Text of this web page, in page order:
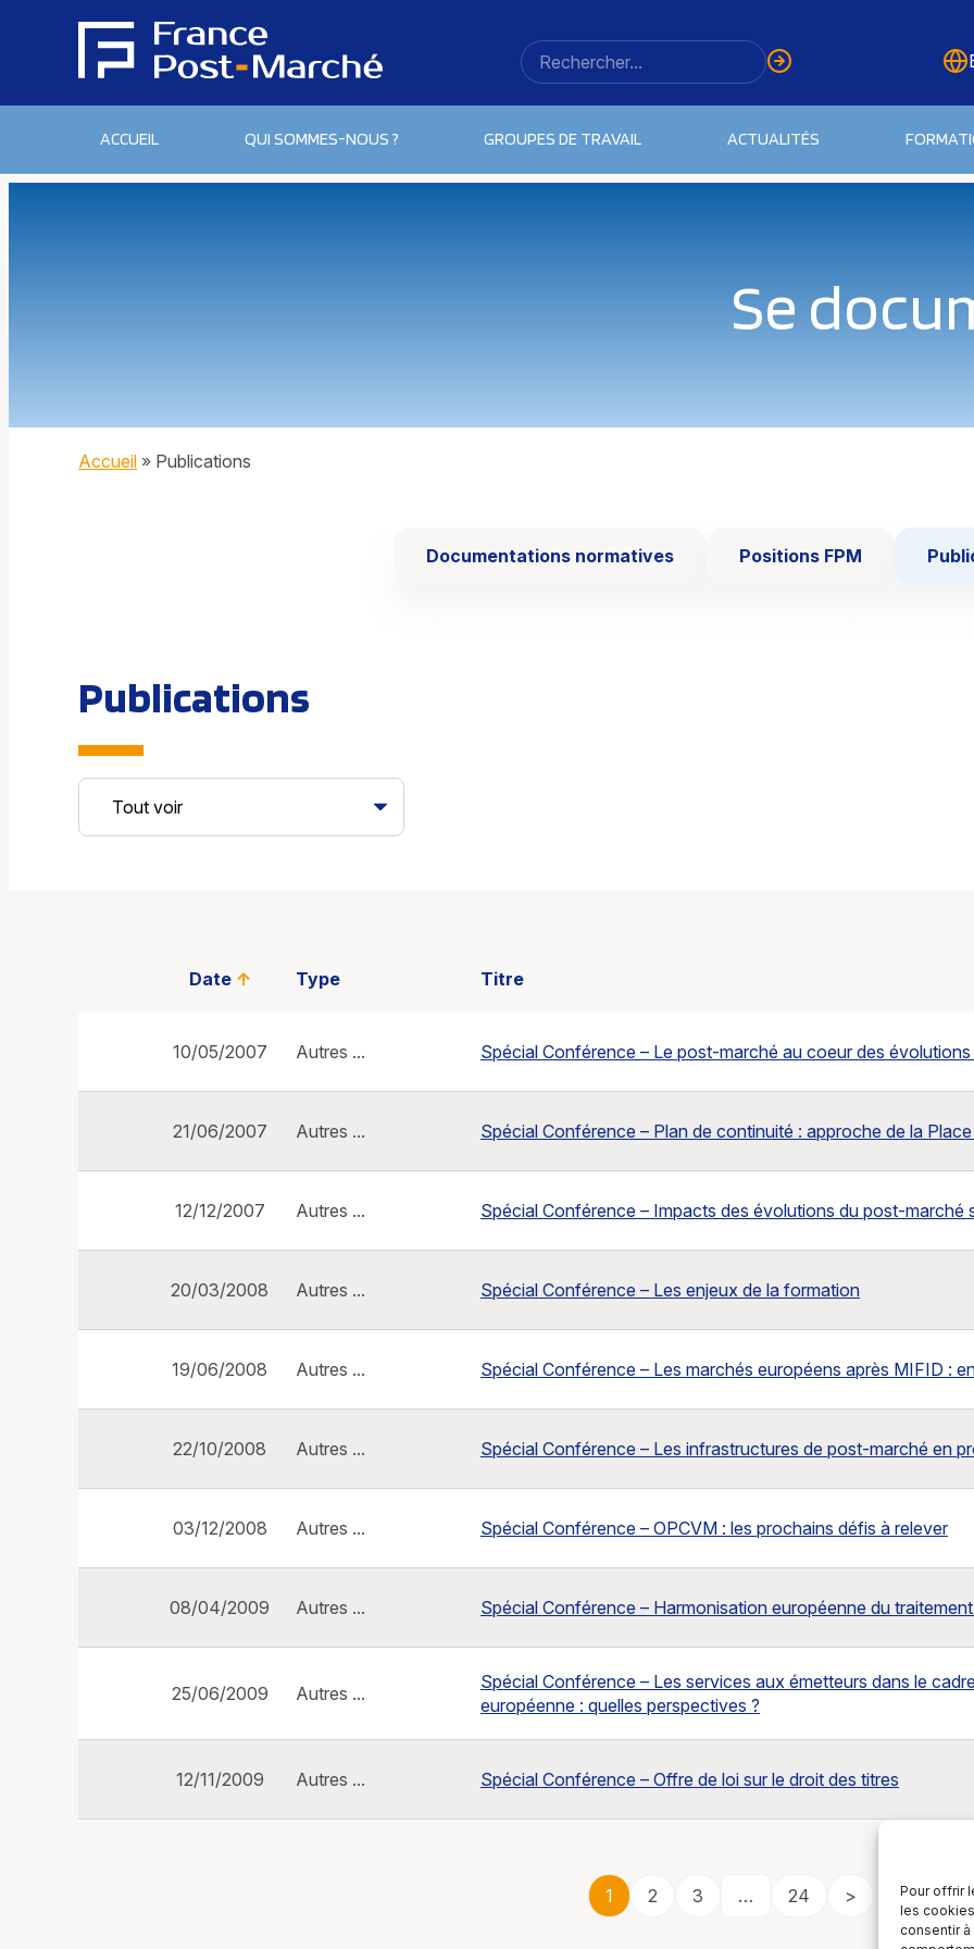
Pour offrir
les
consentir
ACCUEIL QUI SOMMES-NOUS ? GROUPES DE TRAVAIL ACTUALITÉS
Se
Accueil » Publications
Documentations normatives Positions FPM
Publications
Date ↑ Type Titre
10/05/2007 Autres ... Spécial Conférence – Le post-marché au coeur des
21/06/2007 Autres ... Spécial Conférence – Plan de continuité : approche de la
12/12/2007 Autres ... Spécial Conférence – Impacts des évolutions du post-marché
20/03/2008 Autres ... Spécial Conférence – Les enjeux de la formation
19/06/2008 Autres ... Spécial Conférence – Les marchés européens après MIFID :
22/10/2008 Autres ... Spécial Conférence – Les infrastructures de post-marché en
03/12/2008 Autres ... Spécial Conférence – OPCVM : les prochains défis à relever
08/04/2009 Autres ... Spécial Conférence – Harmonisation européenne du
25/06/2009 Autres ...
Spécial Conférence – Les services aux émetteurs dans le
européenne : quelles perspectives ?
12/11/2009 Autres ... Spécial Conférence – Offre de loi sur le droit des titres
1 2 3 … 24 >